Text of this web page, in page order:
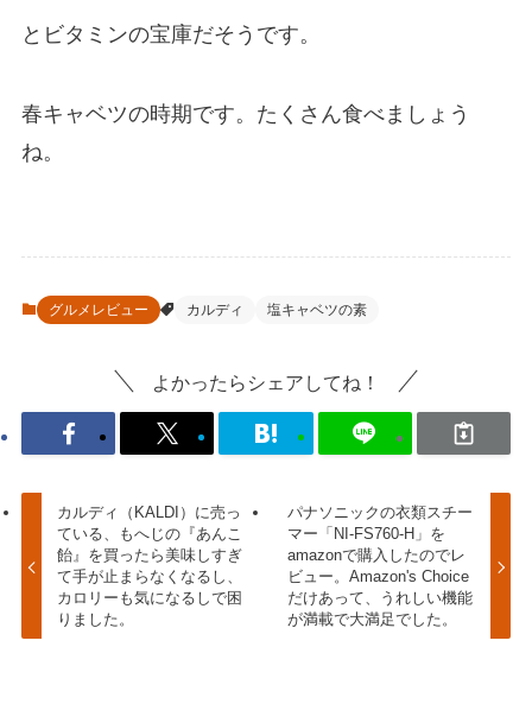
とビタミンの宝庫だそうです。
春キャベツの時期です。たくさん食べましょう
ね。
グルメレビュー カルディ 塩キャベツの素
よかったらシェアしてね！
カルディ（KALDI）に売っ
ている、もへじの『あんこ
飴』を買ったら美味しすぎ
て手が止まらなくなるし、
カロリーも気になるしで困
りました。
パナソニックの衣類スチー
マー「NI-FS760-H」を
amazonで購入したのでレ
ビュー。Amazon's Choice
だけあって、うれしい機能
が満載で大満足でした。